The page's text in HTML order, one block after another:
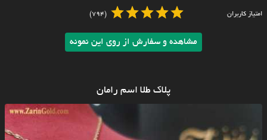
امتیاز کاربران (794)
مشاهده و سفارش از روی این نمونه
پلاک طلا اسم رامان